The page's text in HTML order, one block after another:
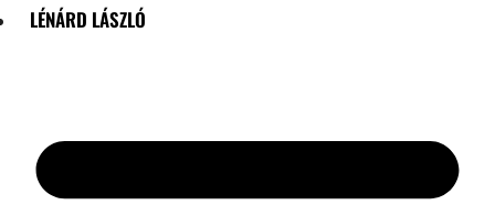
LÉNÁRD LÁSZLÓ